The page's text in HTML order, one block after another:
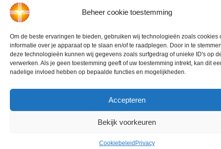
Beheer cookie toestemming
Om de beste ervaringen te bieden, gebruiken wij technologieën zoals cookies
informatie over je apparaat op te slaan en/of te raadplegen. Door in te
deze technologieën kunnen wij gegevens zoals surfgedrag of unieke ID's op
verwerken. Als je geen toestemming geeft of uw toestemming intrekt, kan dit
nadelige invloed hebben op bepaalde functies en mogelijkheden.
Accepteren
Bekijk voorkeuren
Cookiebeleid Privacy